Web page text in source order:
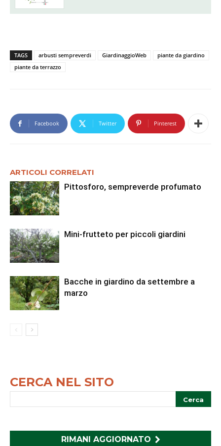
TAGS arbusti sempreverdi GiardinaggioWeb
piante da giardino
piante da terrazzo
Facebook Twitter Pinterest
ARTICOLI CORRELATI
Pittosforo, sempreverde profumato
Mini-frutteto per piccoli giardini
Bacche in giardino da settembre a
marzo
CERCA NEL SITO
RIMANI AGGIORNATO